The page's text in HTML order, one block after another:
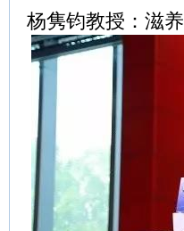
杨隽钧教授：滋